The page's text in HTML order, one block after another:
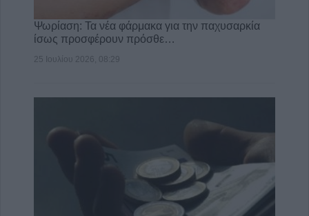
Ψωρίαση: Τα νέα φάρμακα για την παχυσαρκία
ίσως προσφέρουν πρόσθε…
25 Ιουλίου 2026, 08:29